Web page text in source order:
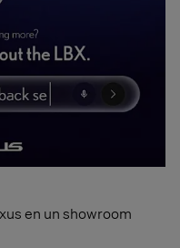
superar obstáculos y
en la experiencia
en un showroom